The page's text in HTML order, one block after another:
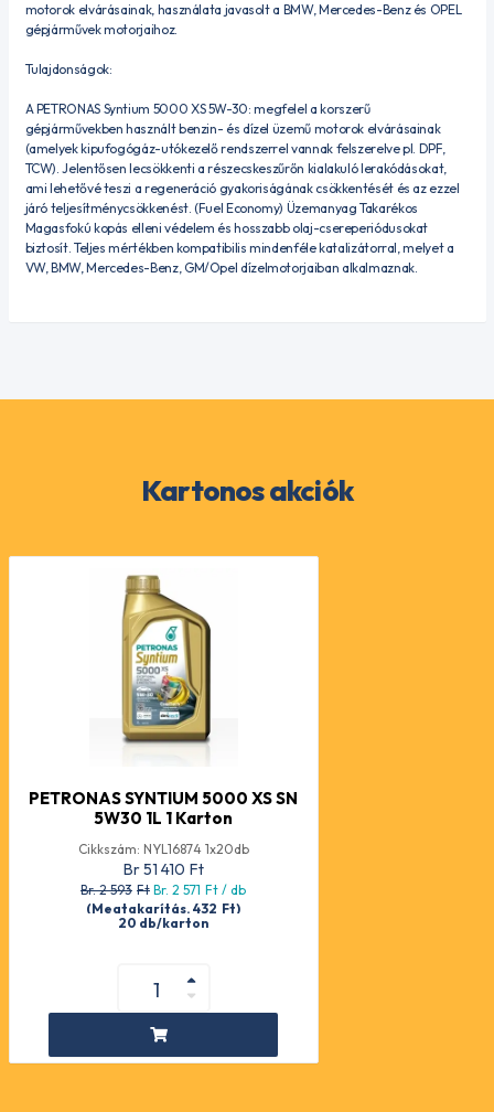
motorok elvárásainak, használata javasolt a BMW, Mercedes-Benz és OPEL
gépjárművek motorjaihoz.
Tulajdonságok:
A PETRONAS Syntium 5000 XS 5W-30: megfelel a korszerű
gépjárművekben használt benzin- és dízel üzemű motorok elvárásainak
(amelyek kipufogógáz-utókezelő rendszerrel vannak felszerelve pl. DPF,
TCW). Jelentősen lecsökkenti a részecskeszűrőn kialakuló lerakódásokat,
ami lehetővé teszi a regeneráció gyakoriságának csökkentését és az ezzel
járó teljesítménycsökkenést. (Fuel Economy) Üzemanyag Takarékos
Magasfokú kopás elleni védelem és hosszabb olaj-csereperiódusokat
biztosít. Teljes mértékben kompatibilis mindenféle katalizátorral, melyet a
VW, BMW, Mercedes-Benz, GM/Opel dízelmotorjaiban alkalmaznak.
Kartonos akciók
PETRONAS SYNTIUM 5000 XS SN
5W30 1L 1 Karton
Cikkszám: NYL16874 1x20db
Br 51 410 Ft
Br. 2 593 Ft Br. 2 571 Ft / db
(Megtakarítás. 432 Ft)
20 db/karton